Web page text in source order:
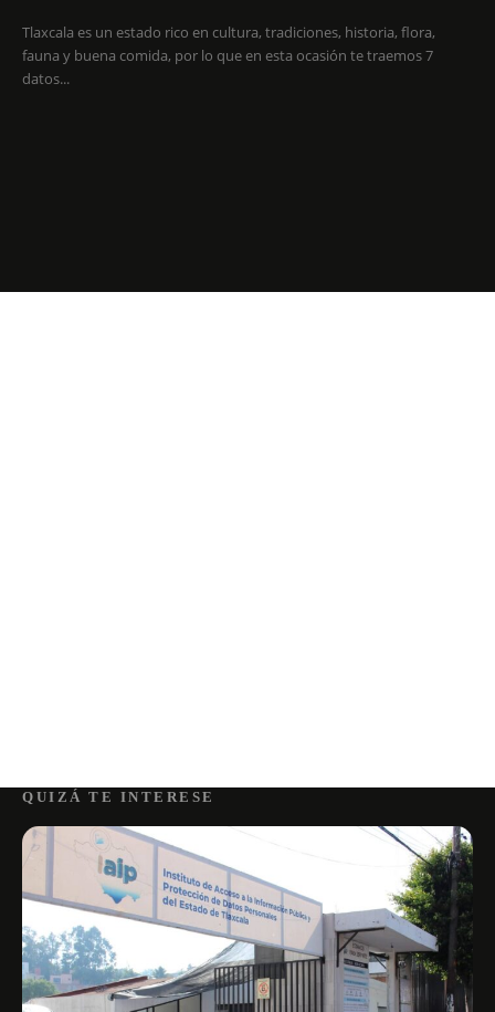
Tlaxcala es un estado rico en cultura, tradiciones, historia, flora,
fauna y buena comida, por lo que en esta ocasión te traemos 7
datos...
QUIZÁ TE INTERESE